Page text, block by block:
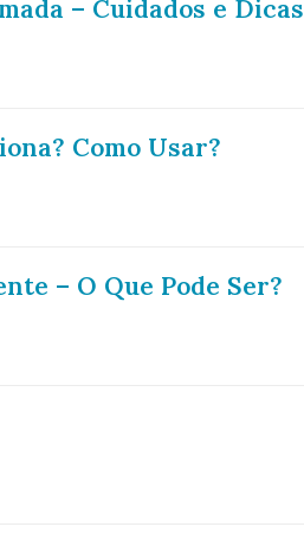
– Cuidados e Dicas
Como Usar?
– O Que Pode Ser?